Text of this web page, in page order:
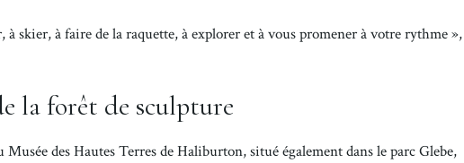
skier, à faire de la raquette, à explorer et à vous promener à votre rythme »,
la forêt de sculpture
des Hautes Terres de Haliburton, situé également dans le parc Glebe,